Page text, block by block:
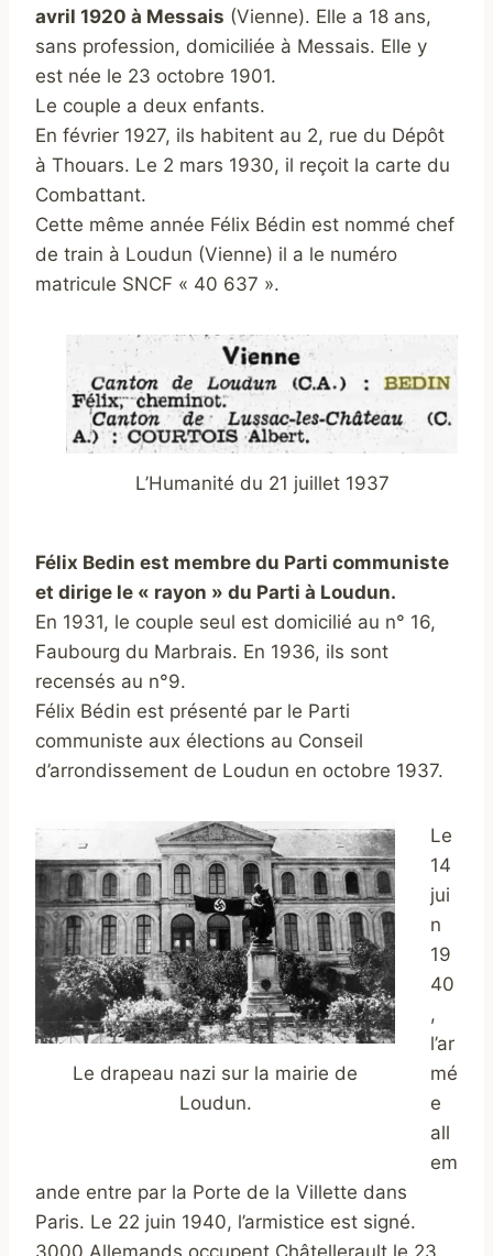
avril 1920 à Messais (Vienne). Elle a 18 ans,
sans profession, domiciliée à Messais. Elle y
est née le 23 octobre 1901.
Le couple a deux enfants.
En février 1927, ils habitent au 2, rue du Dépôt
à Thouars. Le 2 mars 1930, il reçoit la carte du
Combattant.
Cette même année Félix Bédin est nommé chef
de train à Loudun (Vienne) il a le numéro
matricule SNCF « 40 637 ».
L’Humanité du 21 juillet 1937
Félix Bedin est membre du Parti communiste
et dirige le « rayon » du Parti à Loudun.
En 1931, le couple seul est domicilié au n° 16,
Faubourg du Marbrais. En 1936, ils sont
recensés au n°9.
Félix Bédin est présenté par le Parti
communiste aux élections au Conseil
d’arrondissement de Loudun en octobre 1937.
Le drapeau nazi sur la mairie de
Loudun.
Le
14
jui
n
19
40
,
l’ar
mé
e
all
em
ande entre par la Porte de la Villette dans
Paris. Le 22 juin 1940, l’armistice est signé.